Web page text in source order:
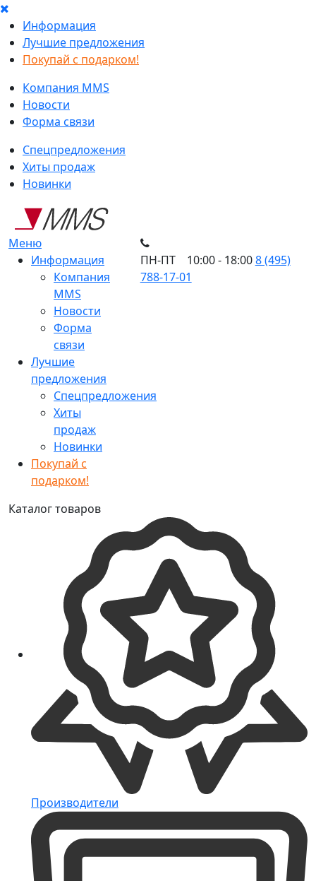
Информация
Лучшие предложения
Покупай с подарком!
Компания MMS
Новости
Форма связи
Спецпредложения
Хиты продаж
Новинки
Меню
Информация
Компания
MMS
Новости
Форма
связи
Лучшие
предложения
Спецпредложения
Хиты
продаж
Новинки
Покупай с
подарком!
ПН-ПТ 10:00 - 18:008 (495)
788-17-01
Каталог товаров
Производители